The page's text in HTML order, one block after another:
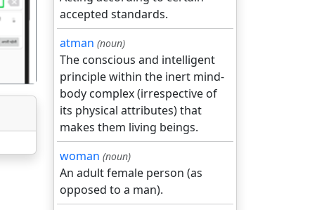
accepted standards.
atman (noun)
The conscious and intelligent
principle within the inert mind-
body complex (irrespective of
its physical attributes) that
makes them living beings.
woman (noun)
An adult female person (as
opposed to a man).